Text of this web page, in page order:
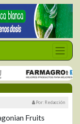
Por: Redacción
Fruits